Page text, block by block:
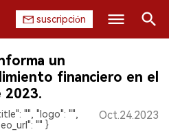
suscripción
un
financiero en el
"", "logo": "",
"" }
Oct.24.2023